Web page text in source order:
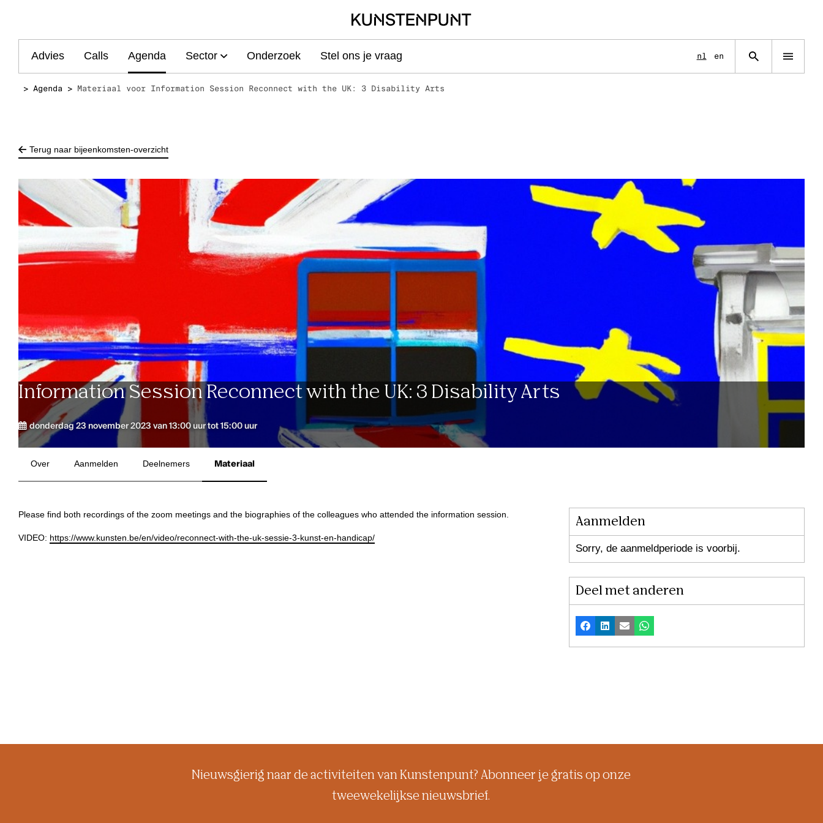
Advies Calls Agenda Sector Onderzoek Stel ons je vraag en
nl
Open
Agenda Materiaal voor Information Session Reconnect with the UK: 3 Disability Arts
Terug naar bijeenkomsten-overzicht
Information Session Reconnect with the UK: 3 Disability Arts
donderdag 23 november 2023 van 13:00 uur tot 15:00 uur
Over Aanmelden Deelnemers Materiaal
Please find both recordings of the zoom meetings and the biographies of the colleagues who attended the information session.
VIDEO: https://www.kunsten.be/en/video/reconnect-with-the-uk-sessie-3-kunst-en-handicap/
Aanmelden
Sorry, de aanmeldperiode is voorbij.
Deel met anderen
Facebook
LinkedInE-mailWhatsapp
Nieuwsgierig naar de activiteiten van Kunstenpunt? Abonneer je gratis op onze
tweewekelijkse nieuwsbrief.